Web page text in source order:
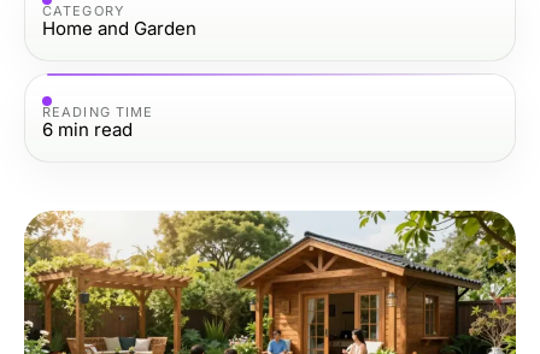
CATEGORY
Home and Garden
READING TIME
6 min read